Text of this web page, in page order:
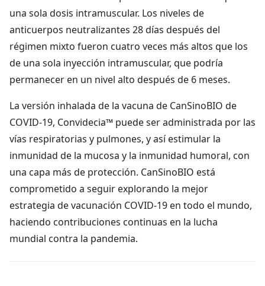
una sola dosis intramuscular. Los niveles de
anticuerpos neutralizantes 28 días después del
régimen mixto fueron cuatro veces más altos que los
de una sola inyección intramuscular, que podría
permanecer en un nivel alto después de 6 meses.
La versión inhalada de la vacuna de CanSinoBIO de
COVID-19, Convidecia™ puede ser administrada por las
vías respiratorias y pulmones, y así estimular la
inmunidad de la mucosa y la inmunidad humoral, con
una capa más de protección. CanSinoBIO está
comprometido a seguir explorando la mejor
estrategia de vacunación COVID-19 en todo el mundo,
haciendo contribuciones continuas en la lucha
mundial contra la pandemia.